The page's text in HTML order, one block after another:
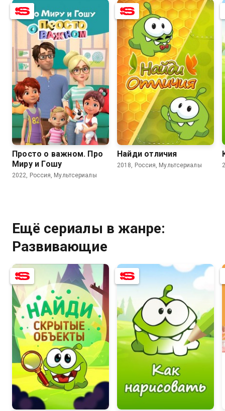
9.0
Просто о важном. Про
Миру и Гошу
2022, Россия, Мультсериалы
7.7
Найди отличия
2018, Россия, Мультсериалы
Ещё сериалы в жанре:
Развивающие
8.2 8.1